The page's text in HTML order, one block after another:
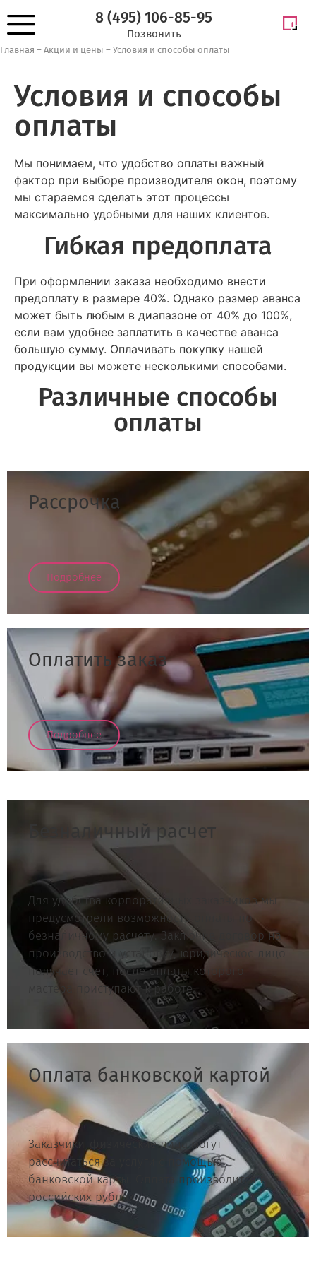
8 (495) 106-85-95
Позвонить
Главная – Акции и цены – Условия и способы оплаты
Условия и способы
оплаты
Мы понимаем, что удобство оплаты важный
фактор при выборе производителя окон, поэтому
мы стараемся сделать этот процессы
максимально удобными для наших клиентов.
Гибкая предоплата
При оформлении заказа необходимо внести
предоплату в размере 40%. Однако размер аванса
может быть любым в диапазоне от 40% до 100%,
если вам удобнее заплатить в качестве аванса
большую сумму. Оплачивать покупку нашей
продукции вы можете несколькими способами.
Различные способы
оплаты
Рассрочка
Подробнее
Оплатить заказ
Подробнее
Безналичный расчет
Для удобства корпоративных заказчиков мы
предусмотрели возможность оплаты по
безналичному расчету. Заключив договор на
производство и установку, юридическое лицо
получает счет, после оплаты которого
мастера приступают к работе.
Оплата банковской картой
Заказчики-физические лица могут
рассчитаться за услуги с помощью
банковской карты. Оплата производится в
российских рублях.